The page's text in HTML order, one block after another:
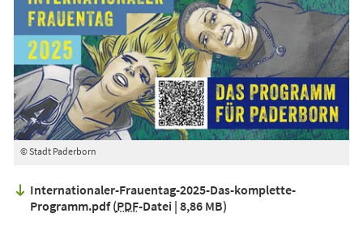
© Stadt Paderborn
Internationaler-Frauentag-2025-Das-komplette-
Programm.pdf PDF-Datei 8,86 MB